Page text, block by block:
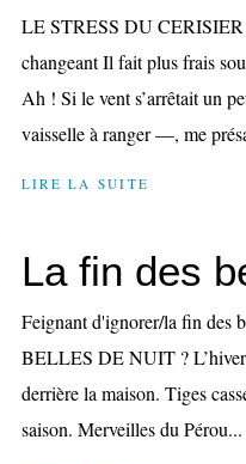
LE STRESS DU CERISIER
changeant Il fait plus frais
Ah ! Si le vent s’arrêtait un
vaisselle à ranger —, me
LIRE LA SUITE
La fin des
Feignant d'ignorer/la fin des
BELLES DE NUIT ? L’hiver
derrière la maison. Tiges
saison. Merveilles du Pérou...